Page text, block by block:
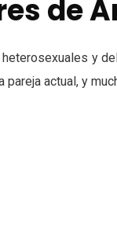
de
y
pareja actual, y